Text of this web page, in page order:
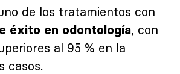
de los tratamientos con
éxito en odontología, con
al 95 % en la
casos.